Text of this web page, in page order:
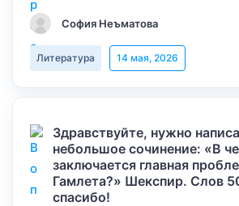
София Неъматова
Литература 14 мая, 2026
Здравствуйте, нужно
небольшое сочинение: «В
заключается главная
Гамлета?» Шекспир. Слов
спасибо!